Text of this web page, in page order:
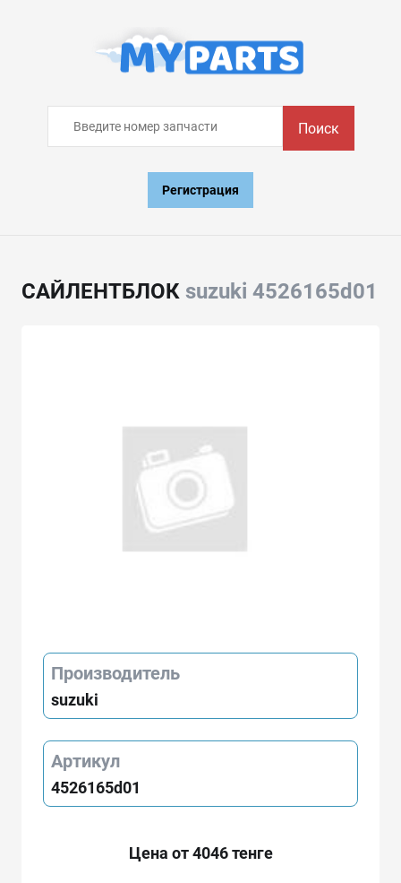
Поиск
Регистрация
САЙЛЕНТБЛОК suzuki 4526165d01
Производитель
suzuki
Артикул
4526165d01
Цена от 4046 тенге